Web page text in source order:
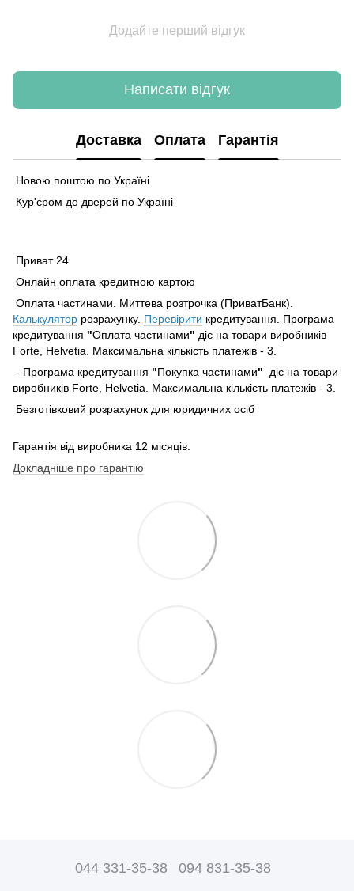
Додайте перший відгук
Написати відгук
Доставка Оплата Гарантія
Новою поштою по Україні
Кур'єром до дверей по Україні
Приват 24
Онлайн оплата кредитною картою
Оплата частинами. Миттева розтрочка (ПриватБанк).
Калькулятор розрахунку. Перевірити кредитування. Програма
кредитування "Оплата частинами" діє на товари виробників
Forte, Helvetia. Максимальна кількість платежів - 3.
- Програма кредитування "Покупка частинами" діє на товари
виробників Forte, Helvetia. Максимальна кількість платежів - 3.
Безготівковий розрахунок для юридичних осіб
Гарантія від виробника 12 місяців.
Докладніше про гарантію
044 331-35-38 094 831-35-38